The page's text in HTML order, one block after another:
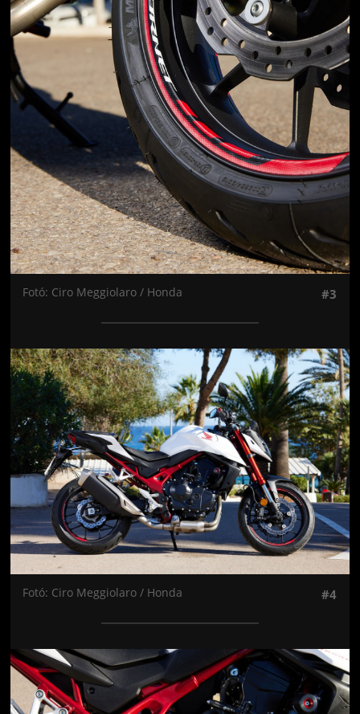
Fotó: Ciro Meggiolaro / Honda #3
Jön még kép!
Fotó: Ciro Meggiolaro / Honda #4
Jön még kép!